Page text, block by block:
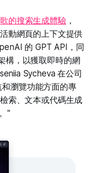
的搜索生成體驗，
動網頁的上下文提供
的 GPT API，同
構，以獲取即時的網
Sycheva 在公司
瀏覽功能方面的專
索、文本或代碼生成
"